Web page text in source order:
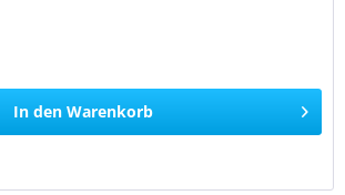
In den Warenkorb